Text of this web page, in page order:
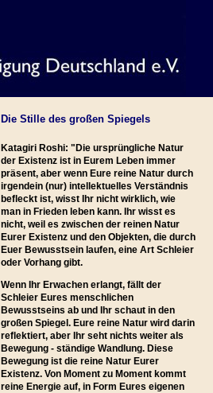
Die Stille des großen Spiegels
Katagiri Roshi: "Die ursprüngliche Natur
der Existenz ist in Eurem Leben immer
präsent, aber wenn Eure reine Natur durch
irgendein (nur) intellektuelles Verständnis
befleckt ist, wisst Ihr nicht wirklich, wie
man in Frieden leben kann. Ihr wisst es
nicht, weil es zwischen der reinen Natur
Eurer Existenz und den Objekten, die durch
Euer Bewusstsein laufen, eine Art Schleier
oder Vorhang gibt.
Wenn Ihr Erwachen erlangt, fällt der
Schleier Eures menschlichen
Bewusstseins ab und Ihr schaut in den
großen Spiegel. Eure reine Natur wird darin
reflektiert, aber Ihr seht nichts weiter als
Bewegung - ständige Wandlung. Diese
Bewegung ist die reine Natur Eurer
Existenz. Von Moment zu Moment kommt
reine Energie auf, in Form Eures eigenen